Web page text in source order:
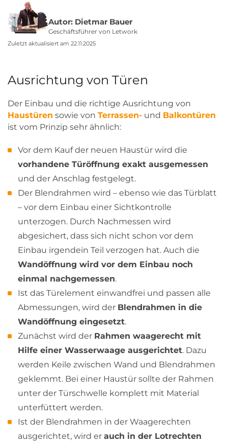
Autor: Dietmar Bauer
Geschäftsführer von Letwork
Zuletzt aktualisiert am 22.11.2025
Ausrichtung von Türen
Der Einbau und die richtige Ausrichtung von
Haustüren sowie von Terrassen- und Balkontüren
ist vom Prinzip sehr ähnlich:
Vor dem Kauf der neuen Haustür wird die
vorhandene Türöffnung exakt ausgemessen
und der Anschlag festgelegt.
Der Blendrahmen wird – ebenso wie das Türblatt
– vor dem Einbau einer Sichtkontrolle
unterzogen. Durch Nachmessen wird
abgesichert, dass sich nicht schon vor dem
Einbau irgendein Teil verzogen hat. Auch die
Wandöffnung wird vor dem Einbau noch
einmal nachgemessen.
Ist das Türelement einwandfrei und passen alle
Abmessungen, wird der Blendrahmen in die
Wandöffnung eingesetzt.
Zunächst wird der Rahmen waagerecht mit
Hilfe einer Wasserwaage ausgerichtet. Dazu
werden Keile zwischen Wand und Blendrahmen
geklemmt. Bei einer Haustür sollte der Rahmen
unter der Türschwelle komplett mit Material
unterfüttert werden.
Ist der Blendrahmen in der Waagerechten
ausgerichtet, wird er auch in der Lotrechten